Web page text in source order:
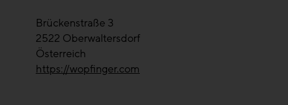
Brückenstraße 3
2522 Oberwaltersdorf
Österreich
https://wopfinger.com